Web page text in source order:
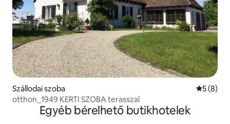
Szállodai szoba Átlagos
5 (8)
otthon_1949 KERTI SZOBA terasszal
Egyéb bérelhető butikhotelek